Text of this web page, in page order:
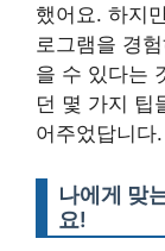
했어요. 하지
로그램을 경
을 수 있다는
던 몇 가지 팁
어주었답니다.
나에게 맞
요!